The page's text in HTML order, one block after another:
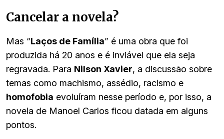
Cancelar a novela?
Mas “Laços de Família” é uma obra que foi
produzida há 20 anos e é inviável que ela seja
regravada. Para Nilson Xavier, a discussão sobre
temas como machismo, assédio, racismo e
homofobia evoluíram nesse período e, por isso, a
novela de Manoel Carlos ficou datada em alguns
pontos.